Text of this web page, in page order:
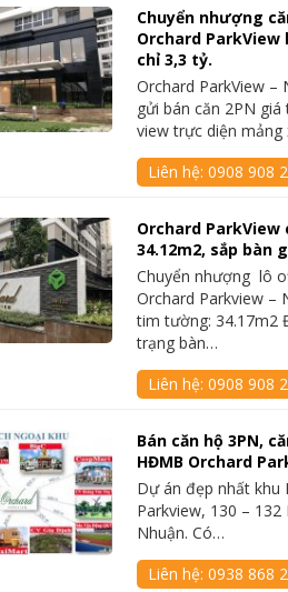
Chuyển nhượng
Orchard
chỉ 3,3 tỷ.
Orchard ParkView –
gửi bán căn 2PN
view trực diện mảng
Liên hệ:0908 908
Orchard
34.12m2, sắp bàn
Chuyển nhượng lô
Orchard Parkview –
tim tường: 34.17m2
trạng bàn…
Liên hệ:0908 908
Bán căn hộ 3PN,
HĐMB Orchard
Dự án đẹp nhất khu
Parkview, 130 – 132
Nhuận. Có…
Liên hệ:0938 868